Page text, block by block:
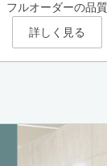
フルオーダーの品質
詳しく見る